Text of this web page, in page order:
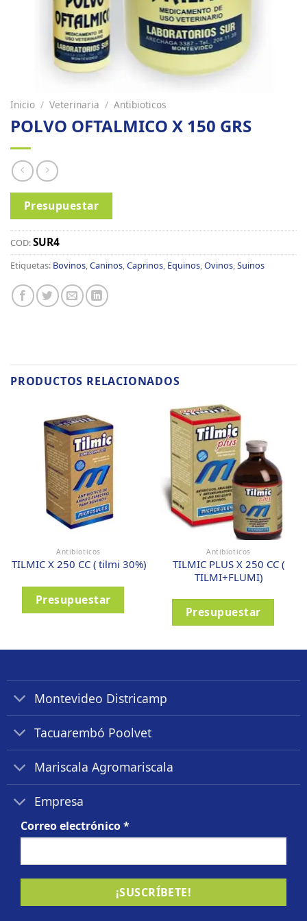
Inicio / Veterinaria / Antibioticos
POLVO OFTALMICO X 150 GRS
Presupuestar
COD:SUR4
Etiquetas: Bovinos,Caninos,Caprinos, Equinos,Ovinos,Suinos
PRODUCTOS RELACIONADOS
Antibioticos
TILMIC X 250 CC ( tilmi 30%)
Presupuestar
Antibioticos
TILMIC PLUS X 250 CC (
TILMI+FLUMI)
Presupuestar
Montevideo Districamp
Tacuarembó Poolvet
Mariscala Agromariscala
Empresa
Correo electrónico*